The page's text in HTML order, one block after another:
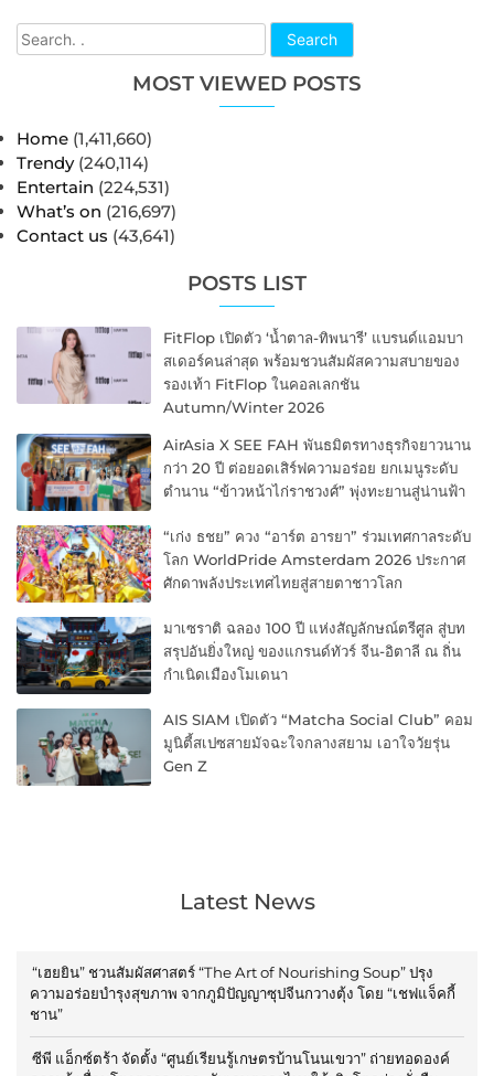
Search
MOST VIEWED POSTS
Home (1,411,660)
Trendy (240,114)
Entertain (224,531)
What’s on (216,697)
Contact us (43,641)
POSTS LIST
FitFlop เปิดตัว ‘น้ำตาล-ทิพนารี’ แบรนด์แอมบา
สเดอร์คนล่าสุด พร้อมชวนสัมผัสความสบายของ
รองเท้า FitFlop ในคอลเลกชัน
Autumn/Winter 2026
AirAsia X SEE FAH พันธมิตรทางธุรกิจยาวนาน
กว่า 20 ปี ต่อยอดเสิร์ฟความอร่อย ยกเมนูระดับ
ตำนาน “ข้าวหน้าไก่ราชวงศ์” พุ่งทะยานสู่น่านฟ้า
“เก่ง ธชย” ควง “อาร์ต อารยา” ร่วมเทศกาลระดับ
โลก WorldPride Amsterdam 2026 ประกาศ
ศักดาพลังประเทศไทยสู่สายตาชาวโลก
มาเซราติ ฉลอง 100 ปี แห่งสัญลักษณ์ตรีศูล สู่บท
สรุปอันยิ่งใหญ่ ของแกรนด์ทัวร์ จีน-อิตาลี ณ ถิ่น
กำเนิดเมืองโมเดนา
AIS SIAM เปิดตัว “Matcha Social Club” คอม
มูนิตี้สเปซสายมัจฉะใจกลางสยาม เอาใจวัยรุ่น
Gen Z
Latest News
“เฮยยิน” ชวนสัมผัสศาสตร์ “The Art of Nourishing Soup” ปรุง
ความอร่อยบำรุงสุขภาพ จากภูมิปัญญาซุปจีนกวางตุ้ง โดย “เชฟแจ็คกี้
ชาน”
ซีพี แอ็กซ์ตร้า จัดตั้ง “ศูนย์เรียนรู้เกษตรบ้านโนนเขวา” ถ่ายทอดองค์